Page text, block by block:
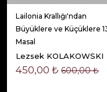
Lailonia Krallığı'ndan
Büyüklere ve Küçüklere
Masal
Lezsek KOLAKOWSKI
450,00 ₺ 600,00 ₺